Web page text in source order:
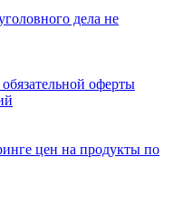
дела не
оферты
цен на продукты по